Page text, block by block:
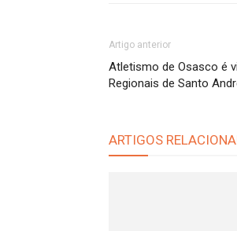
Artigo anterior
Atletismo de Osasco é
Regionais de Santo
ARTIGOS